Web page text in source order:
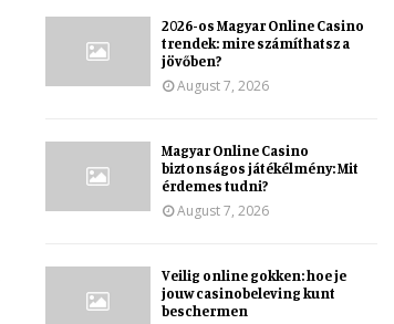
2026-os Magyar Online Casino
trendek: mire számíthatsz a
jövőben?
August 7, 2026
Magyar Online Casino
biztonságos játékélmény: Mit
érdemes tudni?
August 7, 2026
Veilig online gokken: hoe je
jouw casinobeleving kunt
beschermen